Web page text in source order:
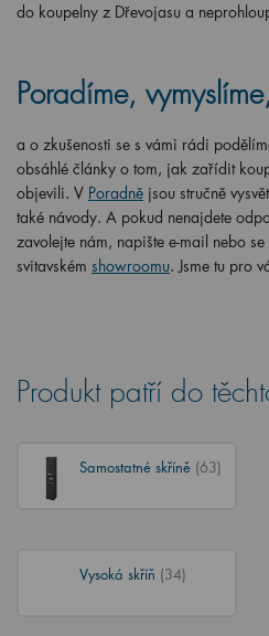
do koupelny z Dřevojasu a
Poradíme,
a o zkušenosti se s vámi rádi
obsáhlé články o tom, jak zařídit
objevili. V Poradně jsou stručně
také návody. A pokud nenajdete
zavolejte nám, napište e-mail nebo se
svitavském showroomu. Jsme tu pro
Produkt patří do
Samostatné skříně (63)
Vysoká skříň (34)